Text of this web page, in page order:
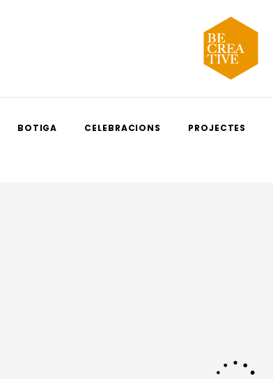
BOTIGA CELEBRACIONS PROJECTES